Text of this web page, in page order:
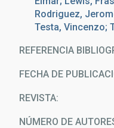
Rodriguez,
Testa, Vincenzo;
REFERENCIA
FECHA DE
REVISTA
NÚMERO DE